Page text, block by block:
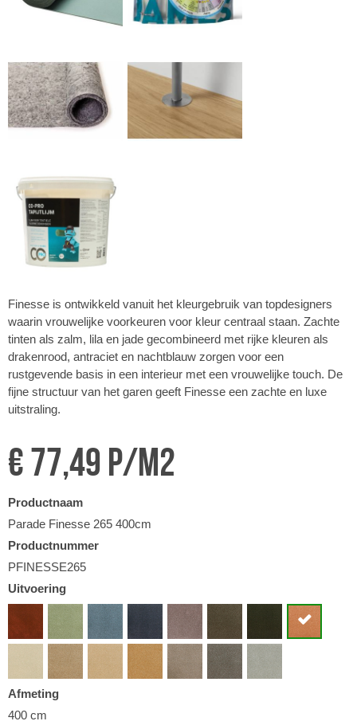
Finesse is ontwikkeld vanuit het kleurgebruik van topdesigners
waarin vrouwelijke voorkeuren voor kleur centraal staan. Zachte
tinten als zalm, lila en jade gecombineerd met rijke kleuren als
drakenrood, antraciet en nachtblauw zorgen voor een
rustgevende basis in een interieur met een vrouwelijke touch. De
fijne structuur van het garen geeft Finesse een zachte en luxe
uitstraling.
€ 77,49 p/m2
Productnaam
Parade Finesse 265 400cm
Productnummer
PFINESSE265
Uitvoering
Afmeting
400 cm